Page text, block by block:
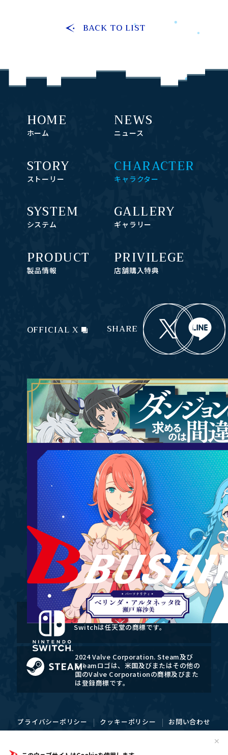
✕
BACK TO LIST
HOME
ホーム
NEWS
ニュース
STORY
ストーリー
CHARACTER
キャラクター
SYSTEM
システム
GALLERY
ギャラリー
PRODUCT
製品情報
PRIVILEGE
店舗購入特典
OFFICIAL X SHARE
Nintendo Switchのロゴ・Nintendo
Switchは任天堂の商標です。
2024 Valve Corporation. Steam及び
Steamロゴは、米国及びまたはその他の
国のValve Corporationの商標及びまた
は登録商標です。
プライバシーポリシー クッキーポリシー お問い合わせ
©大森藤ノ・SBクリエイティブ/ダンまち5製作委員会